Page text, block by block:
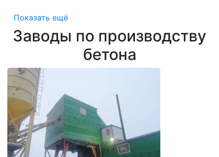
Показать ещё
Заводы по производству
бетона